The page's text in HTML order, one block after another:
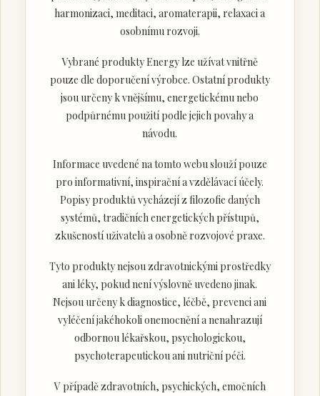
harmonizaci, meditaci, aromaterapii, relaxaci a
osobnímu rozvoji.
Vybrané produkty Energy lze užívat vnitřně
pouze dle doporučení výrobce. Ostatní produkty
jsou určeny k vnějšímu, energetickému nebo
podpůrnému použití podle jejich povahy a
návodu.
Informace uvedené na tomto webu slouží pouze
pro informativní, inspirační a vzdělávací účely.
Popisy produktů vycházejí z filozofie daných
systémů, tradičních energetických přístupů,
zkušeností uživatelů a osobně rozvojové praxe.
Tyto produkty nejsou zdravotnickými prostředky
ani léky, pokud není výslovně uvedeno jinak.
Nejsou určeny k diagnostice, léčbě, prevenci ani
vyléčení jakéhokoli onemocnění a nenahrazují
odbornou lékařskou, psychologickou,
psychoterapeutickou ani nutriční péči.
V případě zdravotních, psychických, emočních